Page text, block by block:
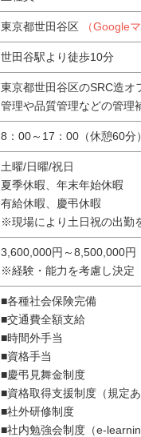
東京都世田谷区 （Google
世田谷駅より徒歩10分
東京都世田谷区のSRC造
管理や品質管理などの管理
8：00～17：00（休憩60分）
土曜/日曜/祝日
夏季休暇、年末年始休暇
有給休暇、慶弔休暇
※現場により土日祝の出勤
3,600,000円～8,500,000円
※経験・能力を考慮し決定
■各種社会保険完備
■交通費全額支給
■時間外手当
■資格手当
■慶弔見舞金制度
■資格取得支援制度（規定あ
■社外研修制度
■社内勉強会制度（e-